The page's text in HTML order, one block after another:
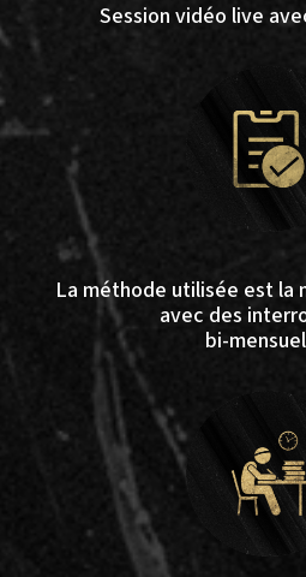
Session vidéo live
La méthode utilisée est la
avec des
bi-